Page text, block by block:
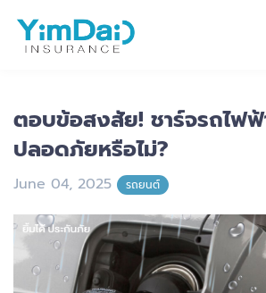
ตอบข้อสงสัย! ชาร์จรถไฟ
ปลอดภัยหรือไม่?
June 04, 2025 รถยนต์